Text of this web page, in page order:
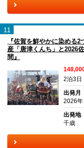
11
『佐賀を鮮やかに染める
産「唐津くんち」と2026
間』
2泊3日
出発月
2026
出発地
千歳